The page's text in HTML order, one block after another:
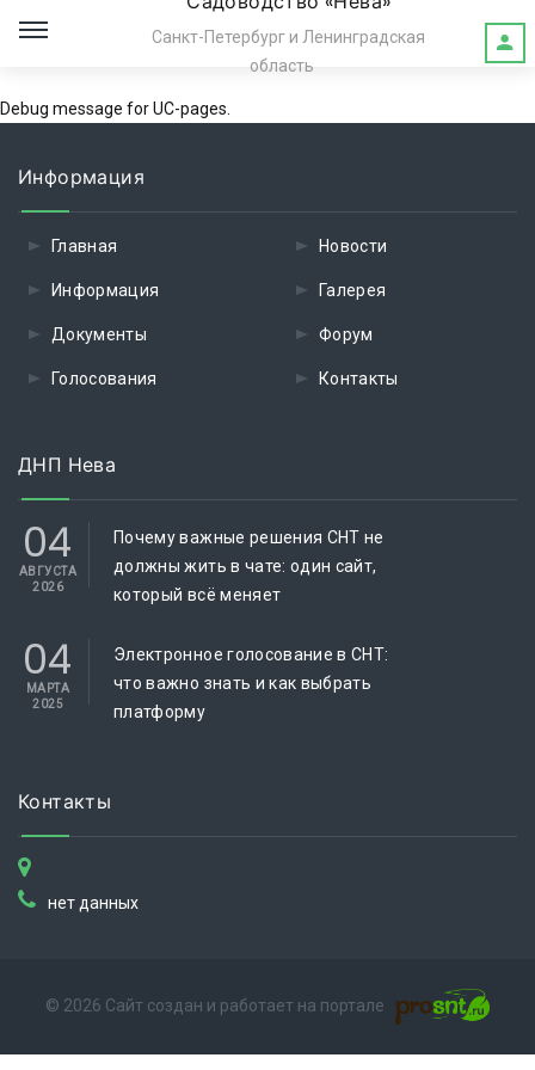
Санкт-Петербург и Ленинградская
область
Debug message for UC-pages.
Информация
Главная
Информация
Документы
Голосования
Новости
Галерея
Форум
Контакты
ДНП Нева
04
АВГУСТА
2026
Почему важные решения СНТ не
должны жить в чате: один сайт,
который всё меняет
04
МАРТА
2025
Электронное голосование в СНТ:
что важно знать и как выбрать
платформу
Контакты
нет данных
© 2026 Сайт создан и работает на портале